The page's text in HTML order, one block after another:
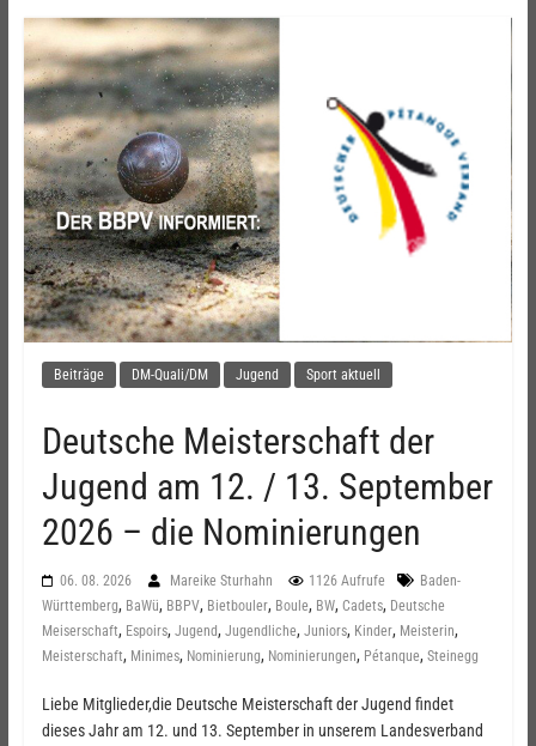
Beiträge DM-Quali/DM Jugend Sport aktuell
Deutsche Meisterschaft der
Jugend am 12. / 13. September
2026 – die Nominierungen
06. 08. 2026 Mareike Sturhahn 1126 Aufrufe
Baden-
Württemberg, BaWü, BBPV, Bietbouler, Boule, BW, Cadets, Deutsche
Meiserschaft, Espoirs, Jugend, Jugendliche, Juniors, Kinder, Meisterin,
Meisterschaft, Minimes, Nominierung, Nominierungen, Pétanque, Steinegg
Liebe Mitglieder,die Deutsche Meisterschaft der Jugend findet
dieses Jahr am 12. und 13. September in unserem Landesverband